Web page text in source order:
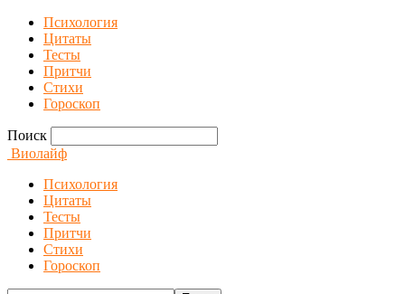
Психология
Цитаты
Тесты
Притчи
Стихи
Гороскоп
Поиск
Виолайф
Психология
Цитаты
Тесты
Притчи
Стихи
Гороскоп